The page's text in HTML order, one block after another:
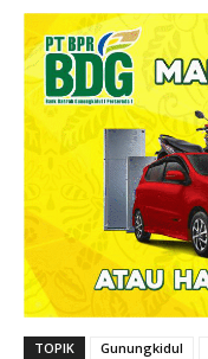
TOPIK Gunungkidul